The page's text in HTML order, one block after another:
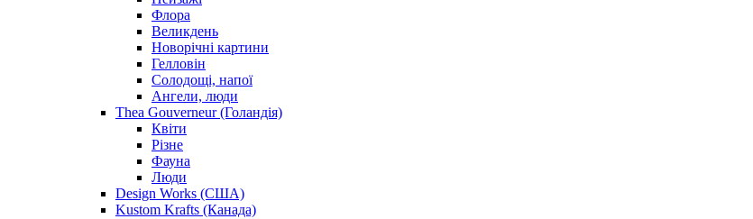
Флора
Великдень
Новорічні картини
Гелловін
Солодощі, напої
Ангели, люди
Thea Gouverneur (Голандія)
Квіти
Різне
Фауна
Люди
Design Works (США)
Kustom Krafts (Канада)